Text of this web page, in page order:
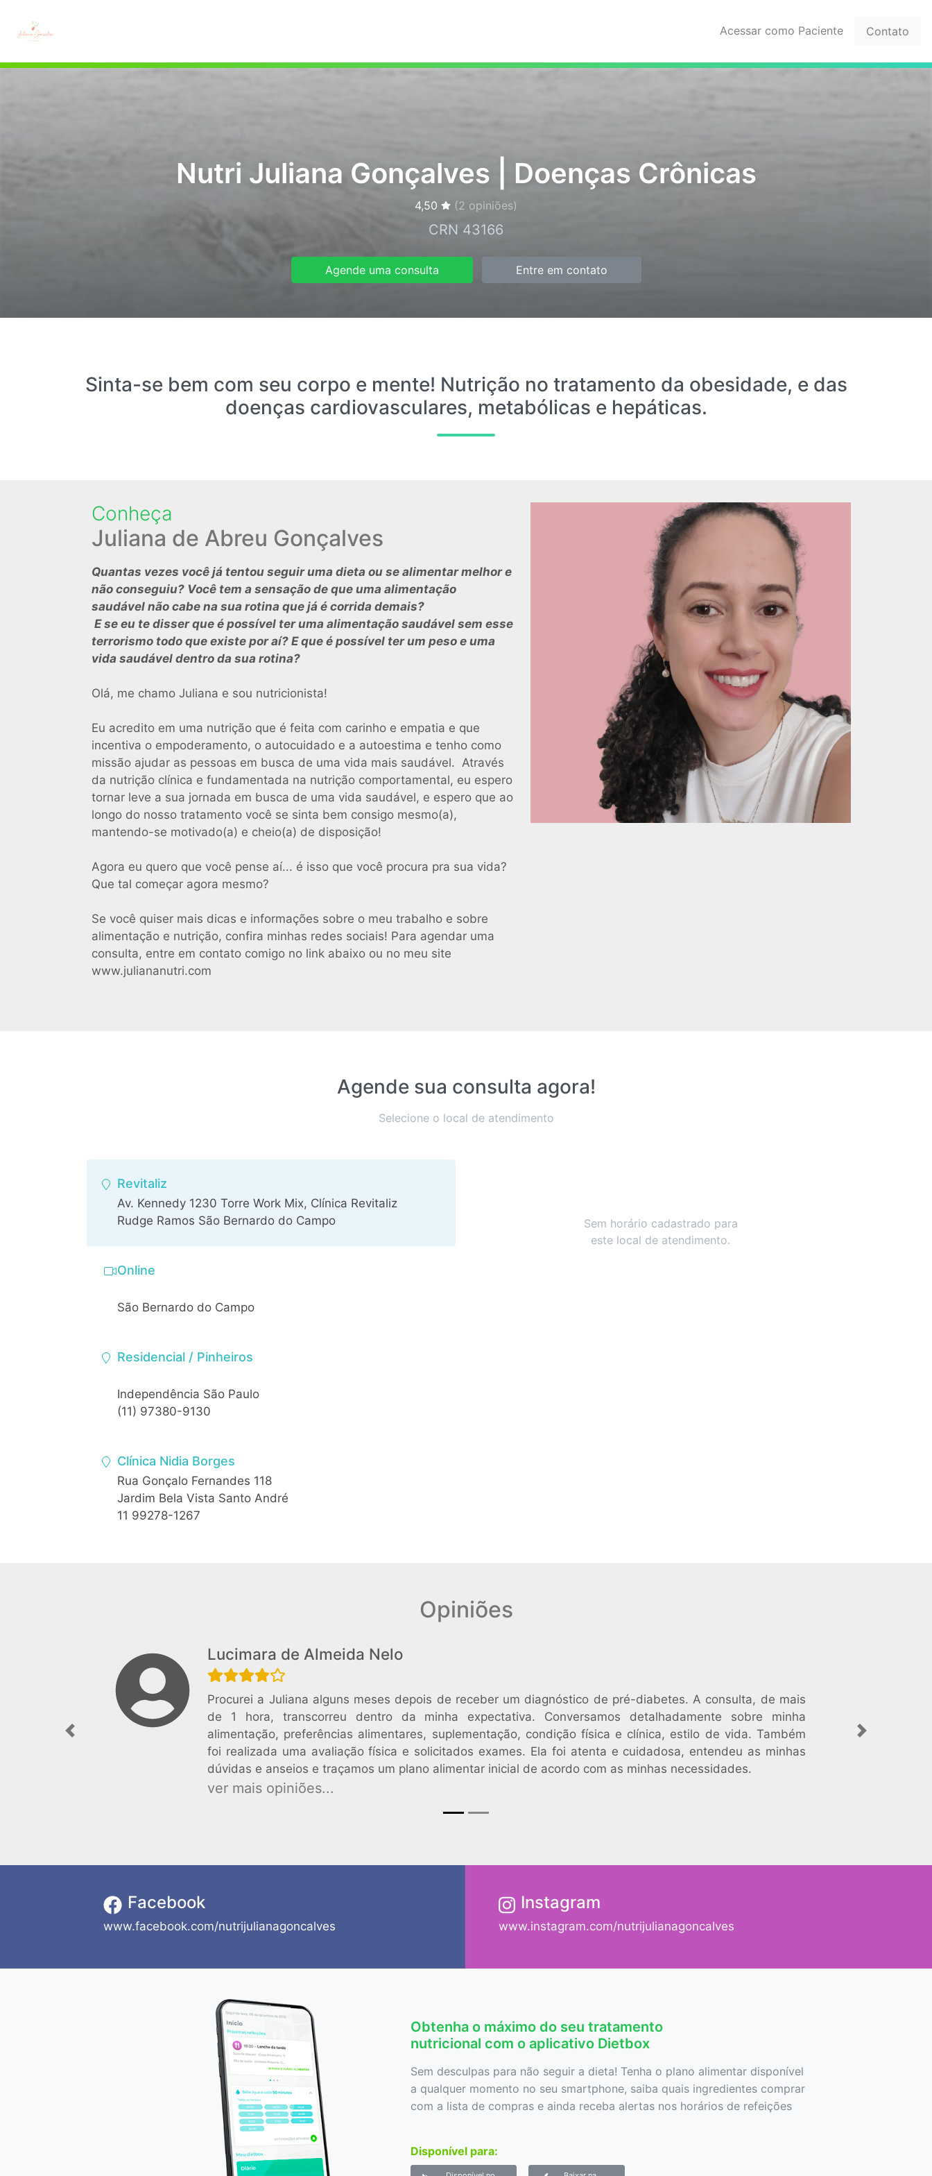
Acessar como Paciente Contato
Nutri Juliana Gonçalves | Doenças Crônicas
4,50 (2 opiniões)
CRN 43166
Agende uma consulta Entre em contato
Sinta-se bem com seu corpo e mente! Nutrição no tratamento da obesidade, e das
doenças cardiovasculares, metabólicas e hepáticas.
Conheça
Juliana de Abreu Gonçalves
Quantas vezes você já tentou seguir uma dieta ou se alimentar melhor e
não conseguiu? Você tem a sensação de que uma alimentação
saudável não cabe na sua rotina que já é corrida demais?
E se eu te disser que é possível ter uma alimentação saudável sem esse
terrorismo todo que existe por aí? E que é possível ter um peso e uma
vida saudável dentro da sua rotina?
Olá, me chamo Juliana e sou nutricionista!
Eu acredito em uma nutrição que é feita com carinho e empatia e que
incentiva o empoderamento, o autocuidado e a autoestima e tenho como
missão ajudar as pessoas em busca de uma vida mais saudável. Através
da nutrição clínica e fundamentada na nutrição comportamental, eu espero
tornar leve a sua jornada em busca de uma vida saudável, e espero que ao
longo do nosso tratamento você se sinta bem consigo mesmo(a),
mantendo-se motivado(a) e cheio(a) de disposição!
Agora eu quero que você pense aí... é isso que você procura pra sua vida?
Que tal começar agora mesmo?
Se você quiser mais dicas e informações sobre o meu trabalho e sobre
alimentação e nutrição, confira minhas redes sociais! Para agendar uma
consulta, entre em contato comigo no link abaixo ou no meu site
www.juliananutri.com
Agende sua consulta agora!
Selecione o local de atendimento
Revitaliz
Av. Kennedy 1230 Torre Work Mix, Clínica Revitaliz
Rudge Ramos São Bernardo do Campo
Online
São Bernardo do Campo
Residencial / Pinheiros
Independência São Paulo
(11) 97380-9130
Clínica Nidia Borges
Rua Gonçalo Fernandes 118
Jardim Bela Vista Santo André
11 99278-1267
Sem horário cadastrado para
este local de atendimento.
Opiniões
Lucimara de Almeida Nelo
Procurei a Juliana alguns meses depois de receber um diagnóstico de pré-diabetes. A consulta, de mais
de 1 hora, transcorreu dentro da minha expectativa. Conversamos detalhadamente sobre minha
alimentação, preferências alimentares, suplementação, condição física e clínica, estilo de vida. Também
foi realizada uma avaliação física e solicitados exames. Ela foi atenta e cuidadosa, entendeu as minhas
dúvidas e anseios e traçamos um plano alimentar inicial de acordo com as minhas necessidades.
ver mais opiniões...
Previous Next
Facebook
www.facebook.com/nutrijulianagoncalves
Instagram
www.instagram.com/nutrijulianagoncalves
Obtenha o máximo do seu tratamento
nutricional com o aplicativo Dietbox
Sem desculpas para não seguir a dieta! Tenha o plano alimentar disponível
a qualquer momento no seu smartphone, saiba quais ingredientes comprar
com a lista de compras e ainda receba alertas nos horários de refeições
Disponível para: